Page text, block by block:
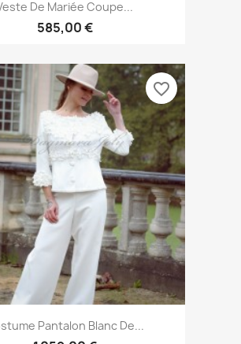
De Mariée Coupe...
585,00 €
Pantalon Blanc De...
favorite_border